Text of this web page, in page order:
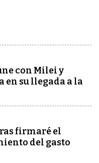
con Milei y
en su llegada a la
firmaré el
del gasto